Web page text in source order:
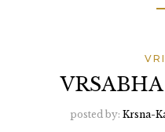
posted by: Krsna-